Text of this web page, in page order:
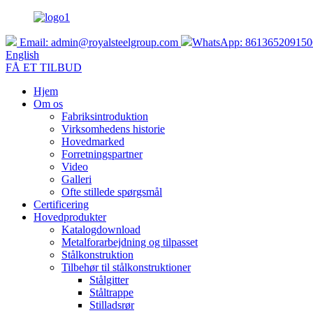
Email: admin@royalsteelgroup.com
WhatsApp:
English
FÅ ET TILBUD
Hjem
Om os
Fabriksintroduktion
Virksomhedens historie
Hovedmarked
Forretningspartner
Video
Galleri
Ofte stillede spørgsmål
Certificering
Hovedprodukter
Katalogdownload
Metalforarbejdning og tilpasset
Stålkonstruktion
Tilbehør til stålkonstruktioner
Stålgitter
Ståltrappe
Stilladsrør